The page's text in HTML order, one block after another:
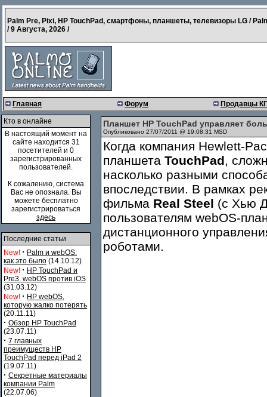
Palm Pre, Pixi, HP TouchPad, смартфоны, планшеты, телевизоры LG /
/9 Августа, 2026 /
Главная Форум Продавцы
Кто в онлайне
В настоящий момент на
сайте находится 31
посетителей и 0
зарегистрированных
пользователей.
К сожалению, система
Вас не опознала. Вы
можете бесплатно
зарегистрироваться
здесь
Последние статьи
New! · Palm и webOS:
как это было (14.10.12)
New! · HP TouchPad и
Pre3. webOS против iOS
(31.03.12)
New! · HP webOS,
которую жалко потерять
(20.11.11)
· Обзор HP TouchPad
(23.07.11)
· 7 главных
преимуществ HP
TouchPad перед iPad 2
(19.07.11)
· Секретные материалы
компании Palm
(22.07.06)
Планшет HP TouchPad управляет
Опубликовано 27/07/2011 @ 19:08:31 MSD
Когда компания Hewlett-
планшета TouchPad,
насколько разными
впоследствии. В рамках
фильма Real Steel (с Хью
пользователям webOS-
дистанционного
роботами.